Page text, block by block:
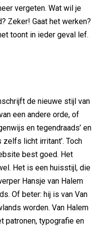
vergeten. Wat wil je
Zeker! Gaat het werken?
toont in ieder geval lef.
de nieuwe stijl van
een andere orde, of
en tegendraads’ en
licht irritant’. Toch
best goed. Het
Het is een huisstijl, die
Hansje van Halem
Of beter: hij is van Van
worden. Van Halem
patronen, typografie en